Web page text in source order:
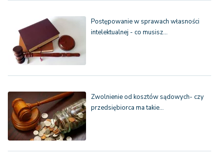
Postępowanie w sprawach własności
intelektualnej - co musisz…
Zwolnienie od kosztów sądowych- czy
przedsiębiorca ma takie…